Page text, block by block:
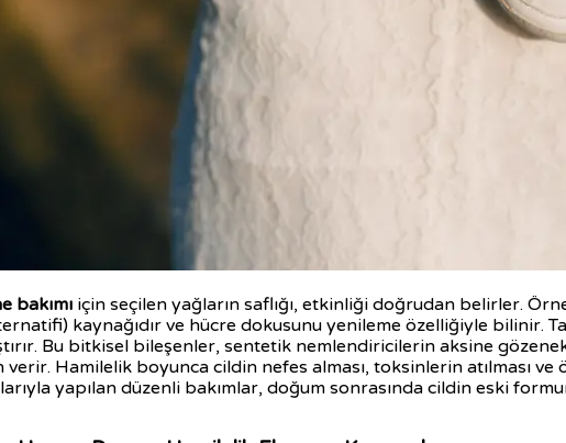
bakımı için seçilen yağların saflığı, etkinliği doğrudan belirler.
kaynağıdır ve hücre dokusunu yenileme özelliğiyle bilinir.
Bu bitkisel bileşenler, sentetik nemlendiricilerin aksine
verir. Hamilelik boyunca cildin nefes alması, toksinlerin atılması
yapılan düzenli bakımlar, doğum sonrasında cildin eski